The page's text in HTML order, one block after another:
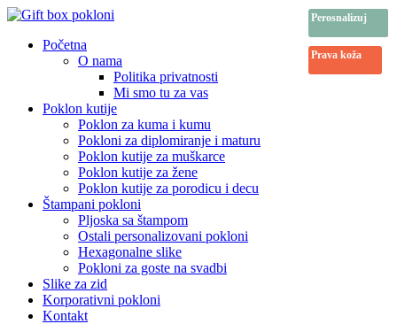
Početna
O nama
Politika privatnosti
Mi smo tu za vas
Poklon kutije
Poklon za kuma i kumu
Pokloni za diplomiranje i maturu
Poklon kutije za muškarce
Poklon kutije za žene
Poklon kutije za porodicu i decu
Štampani pokloni
Pljoska sa štampom
Ostali personalizovani pokloni
Hexagonalne slike
Pokloni za goste na svadbi
Slike za zid
Korporativni pokloni
Kontakt
Perosnalizuj
Prava koža
Prava koža